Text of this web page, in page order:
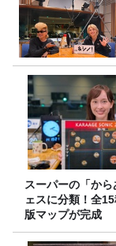
スーパーの「から
ェスに分類！全
版マップが完成